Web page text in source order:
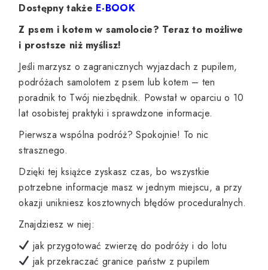
Dostępny także E-BOOK
Z psem i kotem w samolocie? Teraz to możliwe
i prostsze niż myślisz!
Jeśli marzysz o zagranicznych wyjazdach z pupilem,
podróżach samolotem z psem lub kotem – ten
poradnik to Twój niezbędnik. Powstał w oparciu o 10
lat osobistej praktyki i sprawdzone informacje.
Pierwsza wspólna podróż? Spokojnie! To nic
strasznego.
Dzięki tej książce zyskasz czas, bo wszystkie
potrzebne informacje masz w jednym miejscu, a przy
okazji unikniesz kosztownych błędów proceduralnych.
Znajdziesz w niej:
jak przygotować zwierzę do podróży i do lotu
jak przekraczać granice państw z pupilem